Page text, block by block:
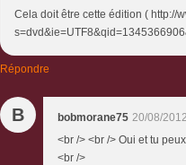
Cela doit être cette édition ( http://
Répondre
B bobmorane75 20/08/
<br /> <br /> Oui et tu
<br />